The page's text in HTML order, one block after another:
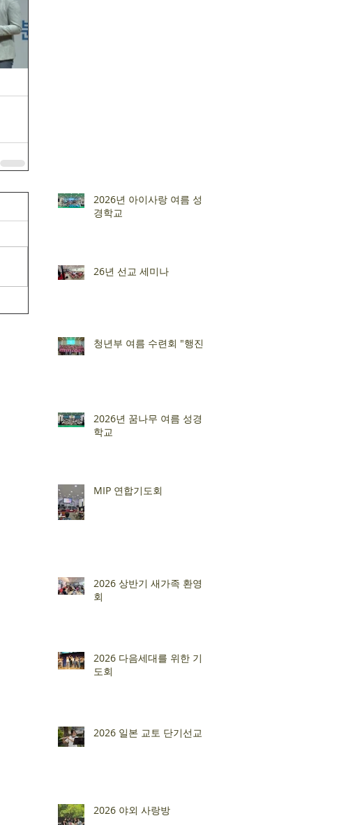
2026년 아이사랑 여름 성
경학교
26년 선교 세미나
청년부 여름 수련회 "행진"
2026년 꿈나무 여름 성경
학교
MIP 연합기도회
2026 상반기 새가족 환영
회
2026 다음세대를 위한 기
도회
2026 일본 교토 단기선교
2026 야외 사랑방